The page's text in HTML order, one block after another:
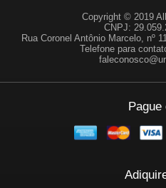
Copyright © 2019
CNPJ:
Rua Coronel Antônio Marcelo, nº
Telefone para
Pague